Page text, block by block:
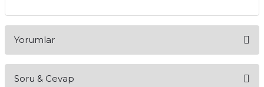
Yorumlar
Soru & Cevap